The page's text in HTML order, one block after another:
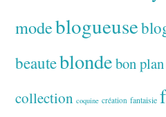
modeblogueuse
beauteblondebon plan
collection coquine création fantaisie